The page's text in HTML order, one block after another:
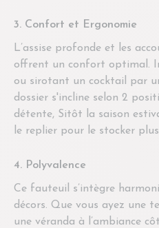
3. Confort et Ergonomie
L’assise profonde et les
offrent un confort optimal.
ou sirotant un cocktail par
dossier s'incline selon 2
détente, Sitôt la saison
le replier pour le stocker
4. Polyvalence
Ce fauteuil s’intègre
décors. Que vous ayez une
une véranda à l’ambiance